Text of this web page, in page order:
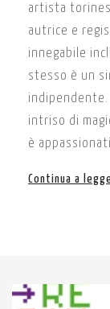
artista
autrice e
innegabile
stesso è un
intriso di
è
Continua a
61